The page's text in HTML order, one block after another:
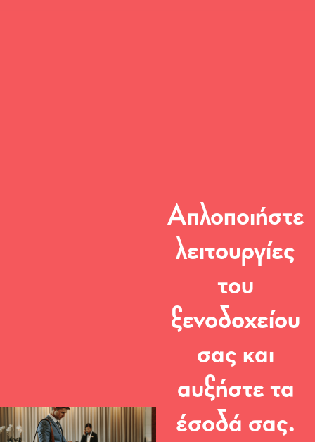
Απλοποιήστε
λειτουργίες
του
ξενοδοχείου
σας και
αυξήστε τα
έσοδά σας.